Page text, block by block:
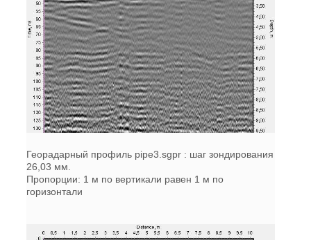
Георадарный профиль pipe3.sgpr : шаг зондирования
26,03 мм.
Пропорции: 1 м по вертикали равен 1 м по
горизонтали